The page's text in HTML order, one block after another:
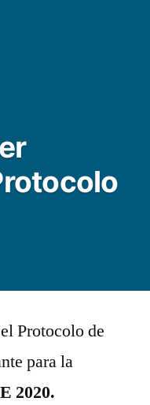
Protocolo de
para la
2020.